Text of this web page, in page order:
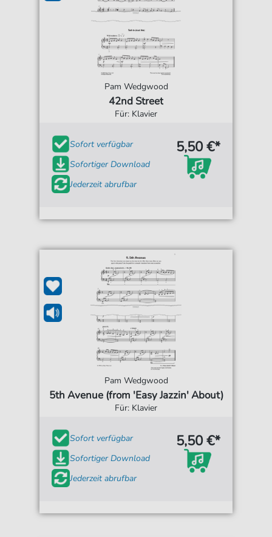
Pam Wedgwood
42nd Street
Für: Klavier
Sofort verfügbar
Sofortiger Download
Jederzeit abrufbar
5,50 €*
Pam Wedgwood
5th Avenue (from 'Easy Jazzin' About)
Für: Klavier
Sofort verfügbar
Sofortiger Download
Jederzeit abrufbar
5,50 €*